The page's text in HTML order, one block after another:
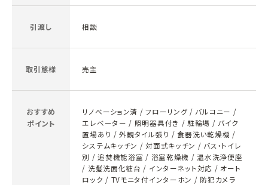
引渡し 相談
取引態様 売主
おすすめ
ポイント
リノベーション済 / フローリング / バルコニー /
エレベーター / 照明器具付き / 駐輪場 / バイク
置場あり / 外観タイル張り / 食器洗い乾燥機 /
システムキッチン / 対面式キッチン / バス・トイレ
別 / 追焚機能浴室 / 浴室乾燥機 / 温水洗浄便座
/ 洗髪洗面化粧台 / インターネット対応 / オート
ロック / TVモニタ付インターホン / 防犯カメラ